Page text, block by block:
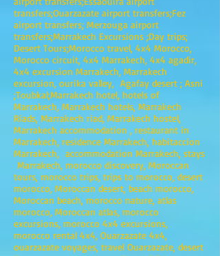
transfers;Ouarzazate airport transfers;Fez
airport transfers; Merzouga airport
transfers;Marrakech Excursions ;Day trips;
Desert Tours;Morocco travel, 4x4 Morocco,
Morocco circuit, 4x4 Marrakech, 4x4 agadir,
4x4 excursion Marrakech, Marrakech
excursion, ourika valley, Agafay desert ; Asni
;Toubkal;Marrakech hotel, hotels of
Marrakech, Marrakech hotels, Marrakech
Riads, Marrakech riad, Marrakech hostel,
Marrakech accommodation , restaurant in
Marrakech, residence Marrakech, habitaccion
Marrakech, accommodation Marrakech, stays
Marrakech, morocco discovery, Moroccan
tours, morocco trips, trips to morocco, desert
morocco, Moroccan desert, beach morocco,
Moroccan beach, morocco nature, atlas
morocco, Moroccan atlas, morocco
excursions, morocco 4x4 excursions,
morocco rental 4x4, Ouarzazate 4x4,
ouarzazate voyages, travel Ouarzazate, desert